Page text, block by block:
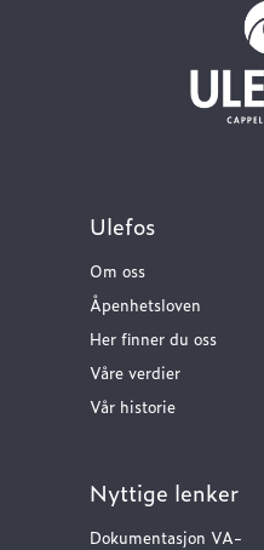
Ulefos
Om oss
Åpenhetsloven
Her finner du oss
Våre verdier
Vår historie
Nyttige lenker
Dokumentasjon VA-